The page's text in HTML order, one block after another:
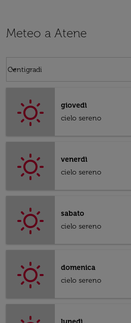
Meteo a Atene
Centigradi
keyboard_arrow_down
giovedì
cielo sereno
venerdì
cielo sereno
sabato
cielo sereno
domenica
cielo sereno